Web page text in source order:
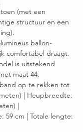
(met een
structuur en een
ballon-
comfortabel draagt.
is uitstekend
maat 44.
op te rekken tot
| Heupbreedte:
|
59 cm | Totale lengte: